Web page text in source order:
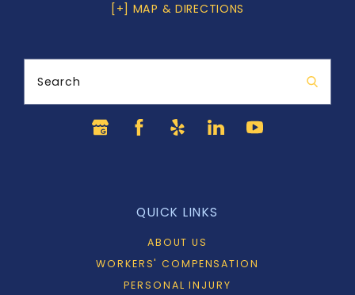
[+] MAP & DIRECTIONS
Search
QUICK LINKS
ABOUT US
WORKERS' COMPENSATION
PERSONAL INJURY